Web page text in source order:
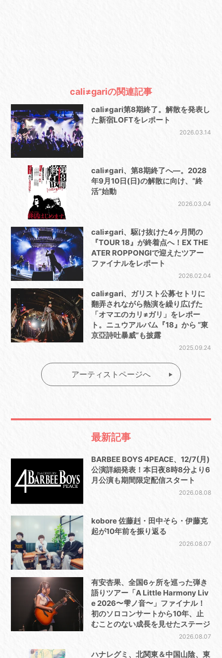
cali≠gariの関連記事
cali≠gari第8期終了。解散を発表し
た新宿LOFTをレポート
2026.03.14
cali≠gari、第8期終了へ—。2028
年9月10日(日)の解散に向け、“終
活”始動
2026.03.04
cali≠gari、駆け抜けた4ヶ月間の
『TOUR 18』が終着点へ！EX THE
ATER ROPPONGIで迎えたツアー
ファイナルをレポート
2026.02.04
cali≠gari、ガリスト公募セトリに
翻弄されながら熱演を繰り広げた
「オマエのカリ≠ガリ」をレポー
ト。ニュウアルバム『18』から “東
京亞詩吐暴威”も披露
2025.09.24
アーティストページへ
最新記事
BARBEE BOYS 4PEACE、12/7(月)
公演詳細発表！本日夜8時8分より6
月公演も期間限定配信スタート
2026.08.08
kobore 佐藤赳・田中そら・伊藤克
起が10年前を振り返る
2026.08.07
有安杏果、全国6ヶ所を巡った弾き
語りツアー「A Little Harmony Liv
e 2026〜雫ノ音〜」ファイナル！
初のソロコンサートから10年、止
むことのない成長を見せたステージ
2026.08.07
ハナレグミ、北関東＆中国山陰、東